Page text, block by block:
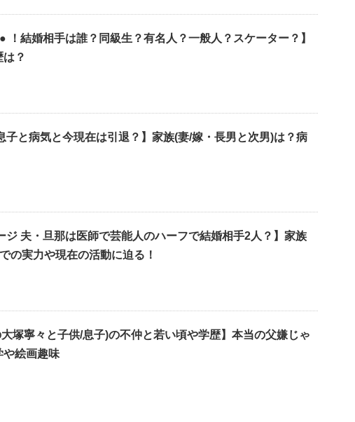
！結婚相手は誰？同級生？有名人？一般人？スケーター？】
？
子と病気と今現在は引退？】家族(妻/嫁・長男と次男)は？病
ジ 夫・旦那は医師で芸能人のハーフで結婚相手2人？】家族
の実力や現在の活動に迫る！
大塚寧々と子供/息子)の不仲と若い頃や学歴】本当の父嫌じゃ
や絵画趣味